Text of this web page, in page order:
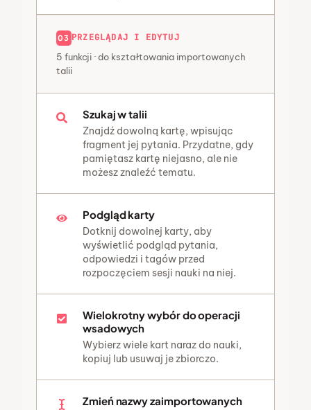
03 PRZEGLĄDAJ I EDYTUJ
5 funkcji · do kształtowania importowanych
talii
Szukaj w talii
Znajdź dowolną kartę, wpisując
fragment jej pytania. Przydatne, gdy
pamiętasz kartę niejasno, ale nie
możesz znaleźć tematu.
Podgląd karty
Dotknij dowolnej karty, aby
wyświetlić podgląd pytania,
odpowiedzi i tagów przed
rozpoczęciem sesji nauki na niej.
Wielokrotny wybór do operacji
wsadowych
Wybierz wiele kart naraz do nauki,
kopiuj lub usuwaj je zbiorczo.
Zmień nazwy zaimportowanych